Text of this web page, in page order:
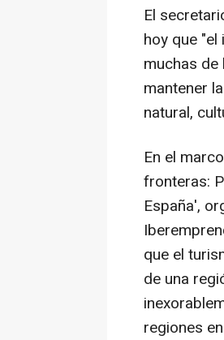
El
hoy que
muchas
mantener
natural,
En el
fronteras:
España',
que el
de una
regiones